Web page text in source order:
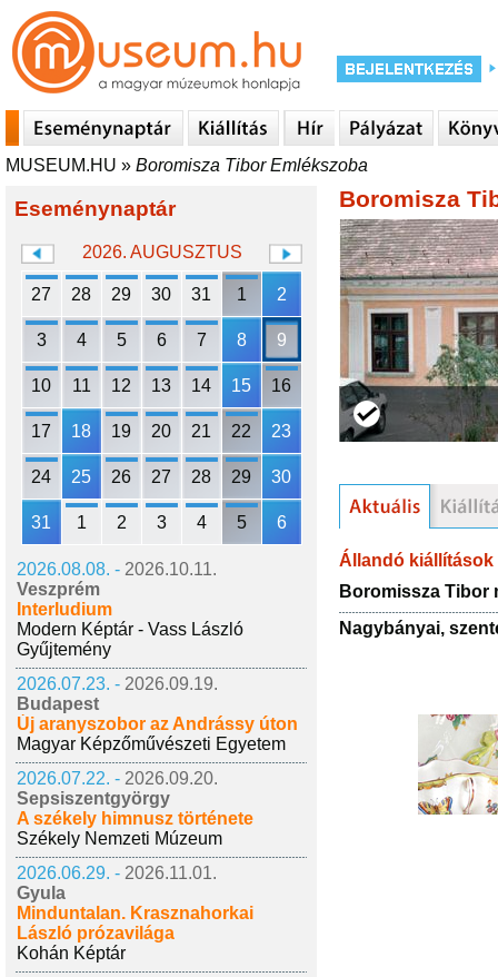
MUSEUM.HU » Boromisza Tibor Emlékszoba
Eseménynaptár
2026. AUGUSZTUS
27 28 29 30 31 1 2
3 4 5 6 7 8 9
10 11 12 13 14 15 16
17 18 19 20 21 22 23
24 25 26 27 28 29 30
31 1 2 3 4 5 6
2026.08.08. - 2026.10.11.
Veszprém
Interludium
Modern Képtár - Vass László
Gyűjtemény
2026.07.23. - 2026.09.19.
Budapest
Új aranyszobor az Andrássy úton
Magyar Képzőművészeti Egyetem
2026.07.22. - 2026.09.20.
Sepsiszentgyörgy
A székely himnusz története
Székely Nemzeti Múzeum
2026.06.29. - 2026.11.01.
Gyula
Minduntalan. Krasznahorkai
László prózavilága
Kohán Képtár
Boromisza
Állandó kiállítások
Boromissza Tibor
Nagybányai,